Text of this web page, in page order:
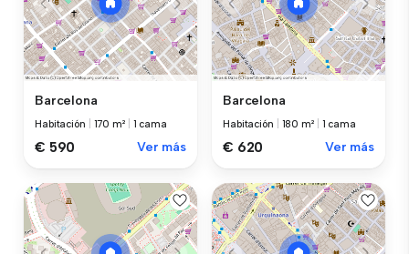
Barcelona
Habitación 170 m² 1 cama
€ 590 Ver más
Barcelona
Habitación 180 m² 1 cama
€ 620 Ver más